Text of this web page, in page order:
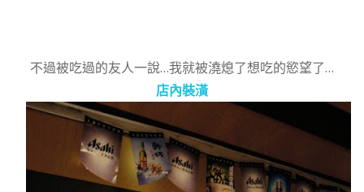
不過被吃過的友人一說…我就被澆熄了想吃的慾望了…
店內裝潢